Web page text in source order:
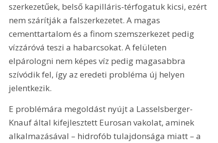
szerkezetűek, belső kapilláris-térfogatuk kicsi, ezért
nem szárítják a falszerkezetet. A magas
cementtartalom és a finom szemszerkezet pedig
vízzáróvá teszi a habarcsokat. A felületen
elpárologni nem képes víz pedig magasabbra
szívódik fel, így az eredeti probléma új helyen
jelentkezik.
E problémára megoldást nyújt a Lasselsberger-
Knauf által kifejlesztett Eurosan vakolat, aminek
alkalmazásával – hidrofób tulajdonsága miatt – a